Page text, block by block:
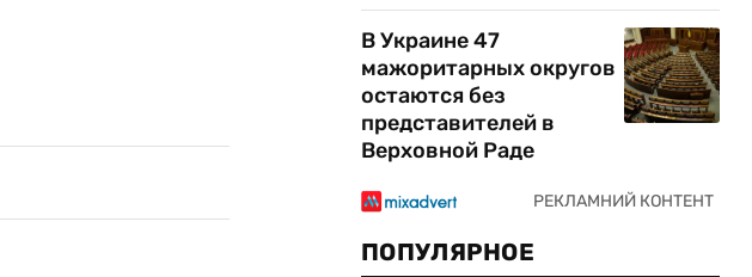
В Украине 47
мажоритарных округов
остаются без
представителей в
Верховной Раде
ПОПУЛЯРНОЕ